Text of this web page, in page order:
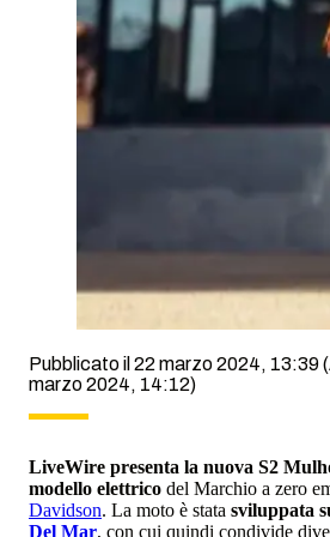
Pubblicato il 22 marzo 2024, 13:39
marzo 2024, 14:12)
LiveWire presenta la nuova S2
modello elettrico del Marchio a zero
Davidson. La moto è stata sviluppata
Del Mar, con cui quindi condivide